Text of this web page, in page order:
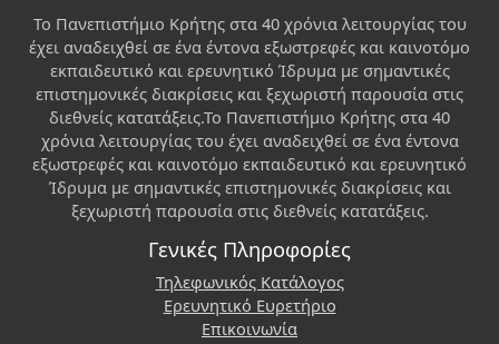
Το Πανεπιστήμιο Κρήτης στα 40 χρόνια λειτουργίας του
έχει αναδειχθεί σε ένα έντονα εξωστρεφές και καινοτόμο
εκπαιδευτικό και ερευνητικό Ίδρυμα με σημαντικές
επιστημονικές διακρίσεις και ξεχωριστή παρουσία στις
διεθνείς κατατάξεις.Το Πανεπιστήμιο Κρήτης στα 40
χρόνια λειτουργίας του έχει αναδειχθεί σε ένα έντονα
εξωστρεφές και καινοτόμο εκπαιδευτικό και ερευνητικό
Ίδρυμα με σημαντικές επιστημονικές διακρίσεις και
ξεχωριστή παρουσία στις διεθνείς κατατάξεις.
Γενικές Πληροφορίες
Τηλεφωνικός Κατάλογος
Ερευνητικό Ευρετήριο
Επικοινωνία